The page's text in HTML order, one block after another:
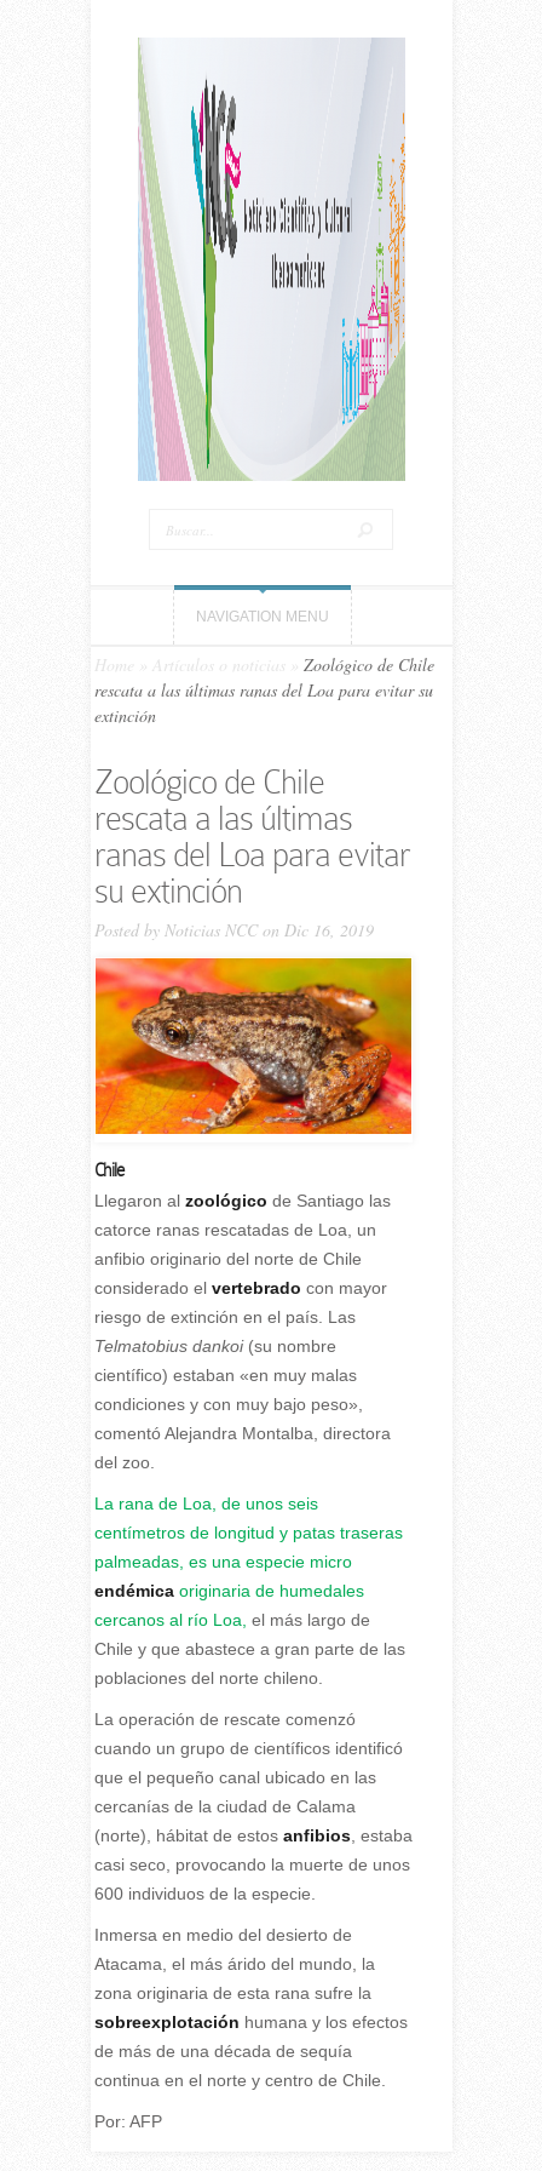
NAVIGATION MENU
Home Artículos o noticias
Zoológico de Chile
rescata a las últimas ranas del Loa para evitar su
extinción
Zoológico de Chile
rescata a las últimas
ranas del Loa para evitar
su extinción
Posted by Noticias NCCon Dic 16, 2019
Chile
Llegaron al zoológico de Santiago las
catorce ranas rescatadas de Loa, un
anfibio originario del norte de Chile
considerado el vertebrado con mayor
riesgo de extinción en el país. Las
Telmatobius dankoi(su nombre
científico) estaban «en muy malas
condiciones y con muy bajo peso»,
comentó Alejandra Montalba, directora
del zoo.
La rana de Loa, de unos seis
centímetros de longitud y patas traseras
palmeadas, es una especie micro
endémicaoriginaria de humedales
cercanos al río Loa, el más largo de
Chile y que abastece a gran parte de las
poblaciones del norte chileno.
La operación de rescate comenzó
cuando un grupo de científicos identificó
que el pequeño canal ubicado en las
cercanías de la ciudad de Calama
(norte), hábitat de estos anfibios, estaba
casi seco, provocando la muerte de unos
600 individuos de la especie.
Inmersa en medio del desierto de
Atacama, el más árido del mundo, la
zona originaria de esta rana sufre la
sobreexplotación humana y los efectos
de más de una década de sequía
continua en el norte y centro de Chile.
Por: AFP